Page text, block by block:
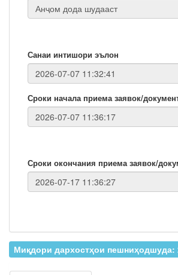
Санаи интишори эълон
Сроки начала приема заявок/
Сроки окончания приема заявок/
Миқдори дархостҳои пешниҳодшуда: